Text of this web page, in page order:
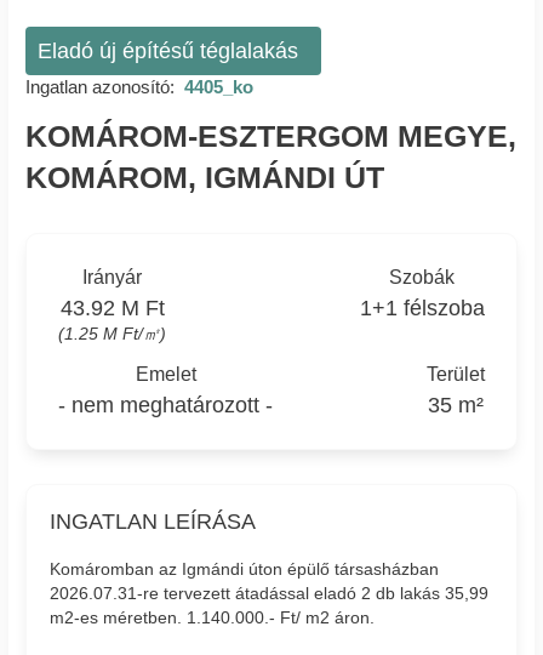
Eladó új építésű téglalakás
Ingatlan azonosító: 4405_ko
KOMÁROM-ESZTERGOM MEGYE,
KOMÁROM, IGMÁNDI ÚT
Irányár
43.92 M Ft
(1.25 M Ft/㎡)
Szobák
1+1 félszoba
Emelet
- nem meghatározott -
Terület
35 m²
INGATLAN LEÍRÁSA
Komáromban az Igmándi úton épülő társasházban
2026.07.31-re tervezett átadással eladó 2 db lakás 35,99
m2-es méretben. 1.140.000.- Ft/ m2 áron.